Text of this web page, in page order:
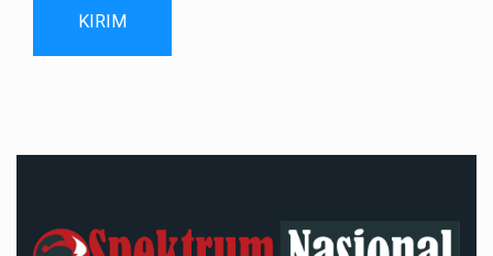
KIRIM